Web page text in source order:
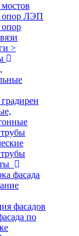
опор ЛЭП
опор
>
фасада
фасадов
по